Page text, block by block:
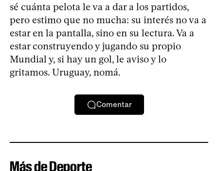
sé cuánta pelota le va a dar a los partidos,
pero estimo que no mucha: su interés no va a
estar en la pantalla, sino en su lectura. Va a
estar construyendo y jugando su propio
Mundial y, si hay un gol, le aviso y lo
gritamos. Uruguay, nomá.
Comentar
Más de Deporte